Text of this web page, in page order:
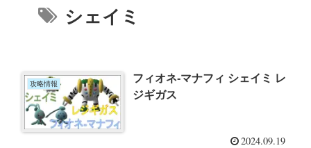
シェイミ
攻略情報
フィオネ-マナフィ シェイミ レ
ジギガス
2024.09.19